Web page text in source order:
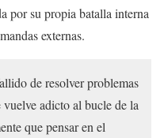
por su propia batalla interna
externas.
de resolver problemas
adicto al bucle de la
que pensar en el